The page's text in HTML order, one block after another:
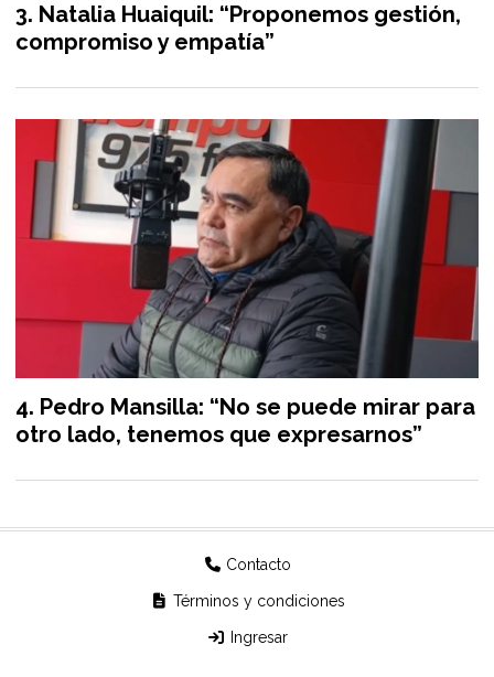
Natalia Huaiquil: “Proponemos gestión,
compromiso y empatía”
Pedro Mansilla: “No se puede mirar para
otro lado, tenemos que expresarnos”
Contacto
Términos y condiciones
Ingresar